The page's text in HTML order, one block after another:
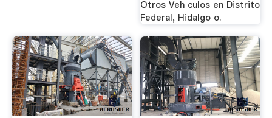
Otros Veh culos en Distrito
Federal, Hidalgo o.